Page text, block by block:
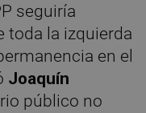
seguiría
toda la izquierda
en el
Joaquín
público no